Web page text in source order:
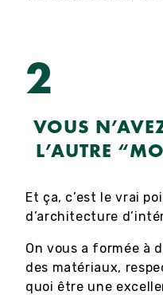
2
VOUS
L’AUTRE
Et ça, c’est le vrai
d’architecture
On vous a formée à
des matériaux,
quoi être une